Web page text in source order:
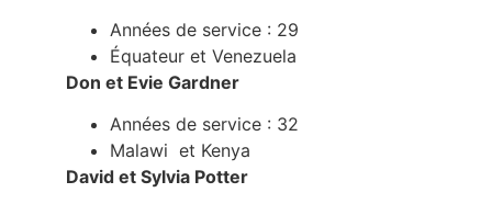
Années de service : 29
Équateur et Venezuela
Don et Evie Gardner
Années de service : 32
Malawi et Kenya
David et Sylvia Potter